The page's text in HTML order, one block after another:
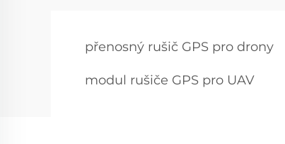
přenosný rušič GPS pro drony
modul rušiče GPS pro UAV